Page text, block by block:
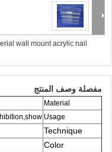
wall mount acrylic nail
مفصلة وصف المنتج
Material
Usage
Technique
Color